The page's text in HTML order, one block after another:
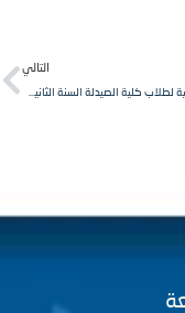
محاضرة عملية لطلاب كلية الصيدلة السنة الثانية مقرر كيمياء تحليلية/1/.